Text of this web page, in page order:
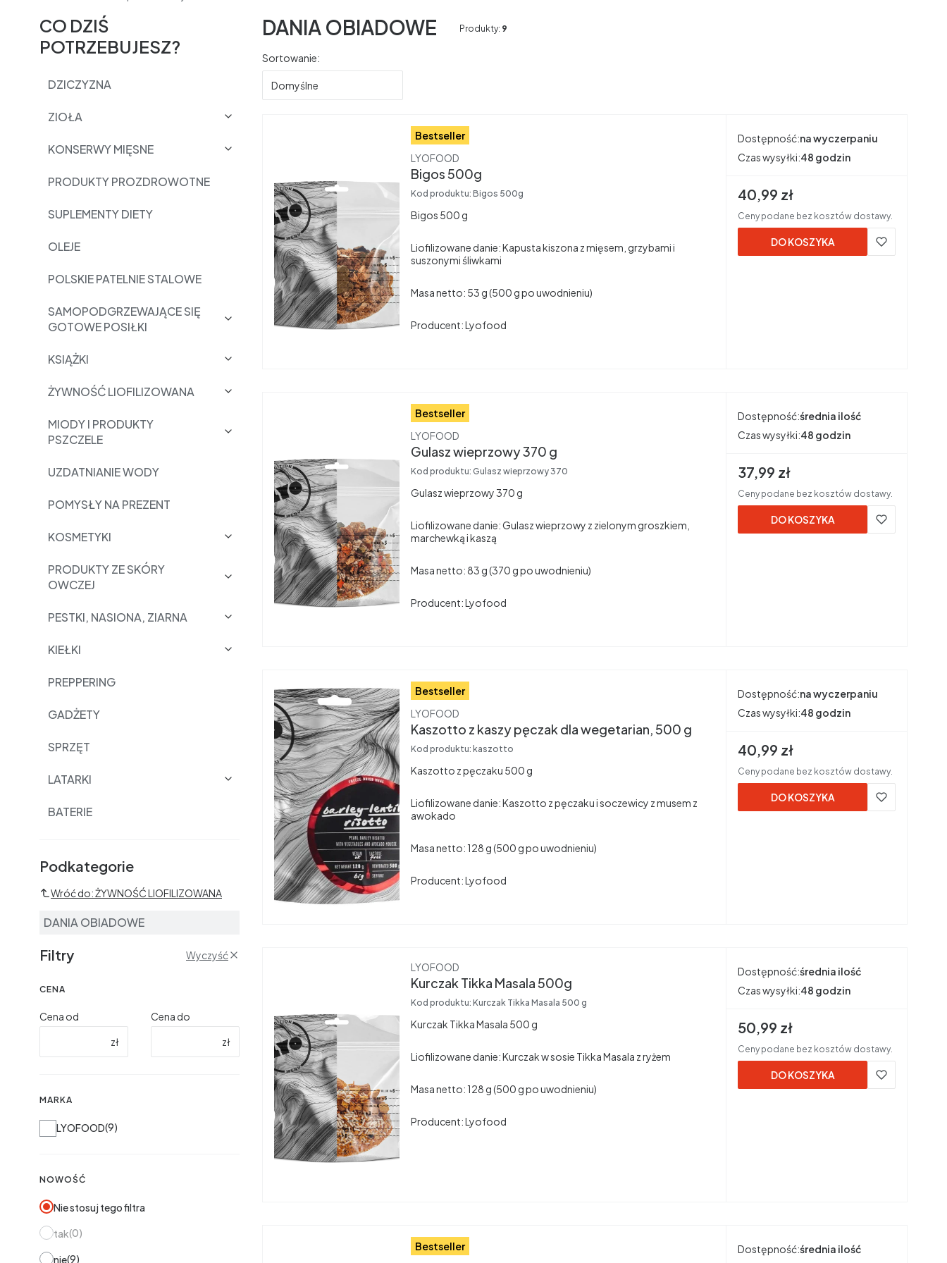
CO DZIŚ
POTRZEBUJESZ?
DZICZYZNA
ZIOŁA
KONSERWY MIĘSNE
PRODUKTY PROZDROWOTNE
SUPLEMENTY DIETY
OLEJE
POLSKIE PATELNIE STALOWE
SAMOPODGRZEWAJĄCE SIĘ
GOTOWE POSIŁKI
KSIĄŻKI
ŻYWNOŚĆ LIOFILIZOWANA
MIODY I PRODUKTY
PSZCZELE
UZDATNIANIE WODY
POMYSŁY NA PREZENT
KOSMETYKI
PRODUKTY ZE SKÓRY
OWCZEJ
PESTKI, NASIONA, ZIARNA
KIEŁKI
PREPPERING
GADŻETY
SPRZĘT
LATARKI
BATERIE
Podkategorie
Wróć do: ŻYWNOŚĆ LIOFILIZOWANA
DANIA OBIADOWE
Filtry Wyczyść
CENA
Cena od
zł
Cena do
zł
MARKA
Marka
LYOFOOD 9
NOWOŚĆ
Nie stosuj tego filtra
tak 0
nie 9
DANIA OBIADOWE Produkty: 9
Lista produktów
Sortowanie:
Domyślne
Bestseller
Producent
LYOFOOD
Bigos 500g
Kod produktu: Bigos 500g
Bigos 500 g
Liofilizowane danie: Kapusta kiszona z mięsem, grzybami i
suszonymi śliwkami
Masa netto: 53 g (500 g po uwodnieniu)
Producent: Lyofood
Dostępność:na wyczerpaniu
Czas wysyłki:48 godzin
Cena brutto
40,99 zł
Ceny podane bez kosztów dostawy.
DO KOSZYKA
Bestseller
Producent
LYOFOOD
Gulasz wieprzowy 370 g
Kod produktu: Gulasz wieprzowy 370
Gulasz wieprzowy 370 g
Liofilizowane danie: Gulasz wieprzowy z zielonym groszkiem,
marchewką i kaszą
Masa netto: 83 g (370 g po uwodnieniu)
Producent: Lyofood
Dostępność:średnia ilość
Czas wysyłki:48 godzin
Cena brutto
37,99 zł
Ceny podane bez kosztów dostawy.
DO KOSZYKA
Bestseller
Producent
LYOFOOD
Kaszotto z kaszy pęczak dla wegetarian, 500 g
Kod produktu: kaszotto
Kaszotto z pęczaku 500 g
Liofilizowane danie: Kaszotto z pęczaku i soczewicy z musem z
awokado
Masa netto: 128 g (500 g po uwodnieniu)
Producent: Lyofood
Dostępność:na wyczerpaniu
Czas wysyłki:48 godzin
Cena brutto
40,99 zł
Ceny podane bez kosztów dostawy.
DO KOSZYKA
Producent
LYOFOOD
Kurczak Tikka Masala 500g
Kod produktu: Kurczak Tikka Masala 500 g
Kurczak Tikka Masala 500 g
Liofilizowane danie: Kurczak w sosie Tikka Masala z ryżem
Masa netto: 128 g (500 g po uwodnieniu)
Producent: Lyofood
Dostępność:średnia ilość
Czas wysyłki:48 godzin
Cena brutto
50,99 zł
Ceny podane bez kosztów dostawy.
DO KOSZYKA
Bestseller
Dostępność:średnia ilość